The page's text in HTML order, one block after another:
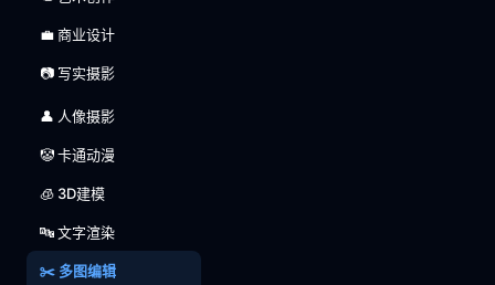
💼 商业设计
📷 写实摄影
👤 人像摄影
🤡 卡通动漫
🧊 3D建模
🔤 文字渲染
✂️ 多图编辑